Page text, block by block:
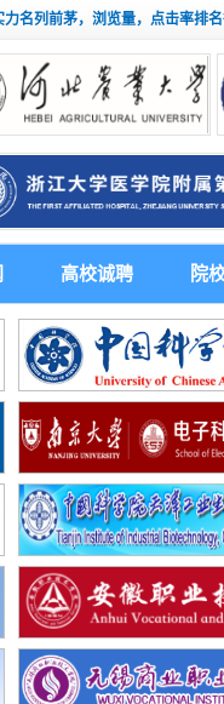
名列前茅，浏览量，点击率排
高校诚聘 院